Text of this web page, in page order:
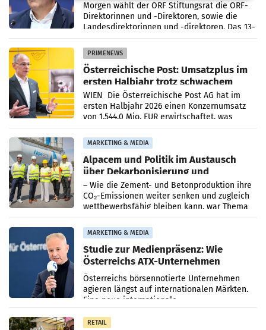
Direktorinnen
Morgen wählt der ORF Stiftungsrat die ORF-
Direktorinnen und -Direktoren, sowie die
Landesdirektorinnen und -direktoren. Das 13-
köpfige Wunschteam des ab 1. Jänner 2027
amtierenden
PRIMENEWS
Österreichische Post: Umsatzplus im
ersten Halbjahr trotz schwachem
Briefgeschäft
WIEN Die Österreichische Post AG hat im
ersten Halbjahr 2026 einen Konzernumsatz
von 1.544,0 Mio. EUR erwirtschaftet, was
einem Plus von 3,8 Prozent gegenüber dem
Vergleichszeitraum
MARKETING & MEDIA
Alpacem und Politik im Austausch
über Dekarbonisierung und
Energiepreise
– Wie die Zement- und Betonproduktion ihre
CO₂-Emissionen weiter senken und zugleich
wettbewerbsfähig bleiben kann, war Thema
eines Treffens zwischen Staatssekretärin
Elisabeth
MARKETING & MEDIA
Studie zur Medienpräsenz: Wie
Österreichs ATX-Unternehmen
international wahrgenommen
werden
Österreichs börsennotierte Unternehmen
agieren längst auf internationalen Märkten.
Eine neue internationale
Medienresonanzanalyse untersucht die
weltweite Berichterstattung über
RETAIL